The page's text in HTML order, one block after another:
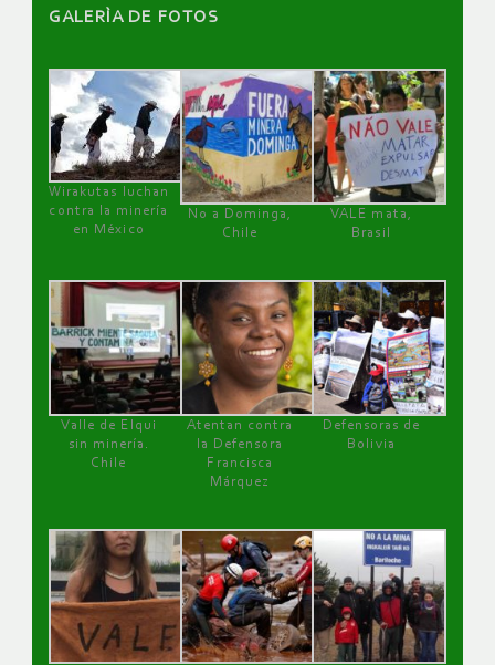
GALERÌA DE FOTOS
Wirakutas luchan
contra la minería
en México
No a Dominga,
Chile
VALE mata,
Brasil
Valle de Elqui
sin minería.
Chile
Atentan contra
la Defensora
Francisca
Márquez
Defensoras de
Bolivia